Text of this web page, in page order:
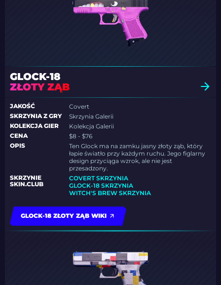
GLOCK-18
ZŁOTY ZĄB
JAKOŚĆ
Covert
SKRZYNIA Z GRY
Skrzynia Galerii
KOLEKCJA GIER
Kolekcja Galerii
CENA
$8 - $76
OPIS
Ten Glock ma na zamku jasny złoty ząb, który
łapie światło przy każdym ruchu. Jego figlarny
design przyciąga wzrok, ale nie jest
przesadzony.
SKRZYNIE
SKIN.CLUB
COVERT SKRZYNIA
GLOCK-18 SKRZYNIA
WITCH'S BREW SKRZYNIA
GLOCK-18 ZŁOTY ZĄB WIKI